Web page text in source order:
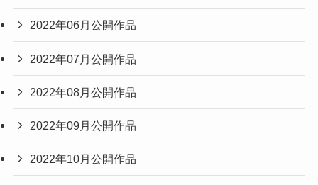
2022年06月公開作品
2022年07月公開作品
2022年08月公開作品
2022年09月公開作品
2022年10月公開作品